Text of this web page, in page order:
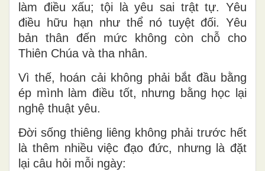
làm điều xấu; tội là yêu sai trật tự. Yêu
điều hữu hạn như thể nó tuyệt đối. Yêu
bản thân đến mức không còn chỗ cho
Thiên Chúa và tha nhân.
Vì thế, hoán cải không phải bắt đầu bằng
ép mình làm điều tốt, nhưng bằng học lại
nghệ thuật yêu.
Đời sống thiêng liêng không phải trước hết
là thêm nhiều việc đạo đức, nhưng là đặt
lại câu hỏi mỗi ngày: